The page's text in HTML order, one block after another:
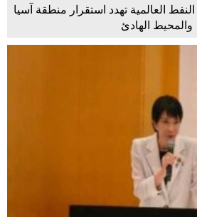
العالمية تهدد استقرار منطقة آسيا
والمحيط الهادئ